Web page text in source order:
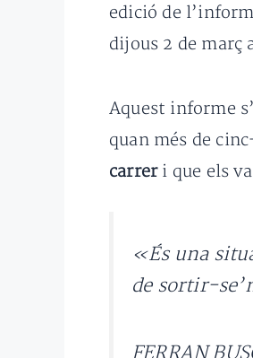
edició de
dijous 2 de març
Aquest informe
quan més de
carreri que els
«És una
de sortir-
FERRAN